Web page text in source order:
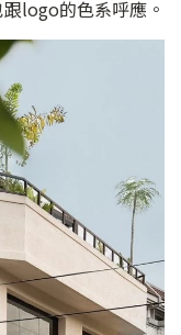
logo的色系呼應。